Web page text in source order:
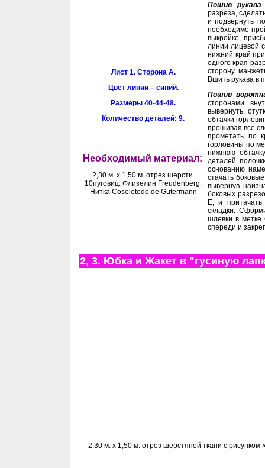
Лист 1. Сторона А.
Цвет линии – синий.
Размеры 40-44-48.
Количество деталей: 9.
Необходимый материал:
2,30 м. х 1,50 м. отрез шерсти.
10пуговиц. Флизелин Freudenberg.
Нитка Coselotodo de Gütermann
Пошив
разреза,
и подвернуть
необходимо
выкройке,
линии лицевой
нижний край
одного края
сторону
Вшить рукава в
Пошив
сторонами
вывернуть,
обтачки
прошивая все
прометать по
горловины по
нижнюю
деталей
основанию
стачать
вывернув
боковых
Е, и притачать
складки.
шлевки в метке
спереди и
2, 3. Юбка и Жакет в "гусиную
2,30 м. х 1,50 м. отрез шерстяной ткани с